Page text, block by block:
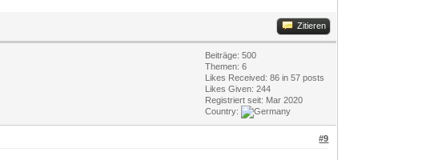
Zitieren
Beiträge: 500
Themen: 6
Likes Received:86 in 57 posts
Likes Given: 244
Registriert seit: Mar 2020
Country:
#9